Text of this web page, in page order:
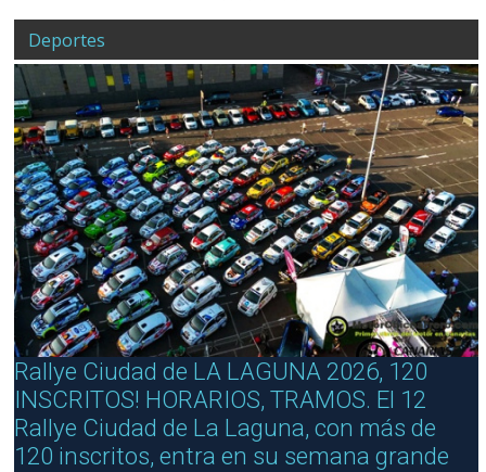
Deportes
Rallye Ciudad de LA LAGUNA 2026, 120
INSCRITOS! HORARIOS, TRAMOS. El 12
Rallye Ciudad de La Laguna, con más de
120 inscritos, entra en su semana grande